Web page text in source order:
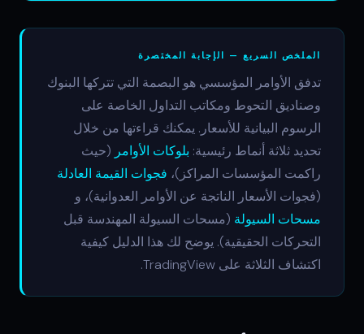
الملخص السريع — الإجابة المختصرة
تدفق الأوامر المؤسسي هو البصمة التي تتركها البنوك
وصناديق التحوط ومكاتب التداول الخاصة على
الرسوم البيانية للأسعار. يمكنك قراءتها من خلال
تحديد ثلاثة أنماط رئيسية: بلوكات الأوامر (حيث
راكمت المؤسسات المراكز)، فجوات القيمة العادلة
(فجوات الأسعار الناتجة عن الأوامر العدوانية)، و
مسحات السيولة (مسحات السيولة المهندسة قبل
التحركات الحقيقية). يوضح لك هذا الدليل كيفية
اكتشاف الثلاثة على TradingView.